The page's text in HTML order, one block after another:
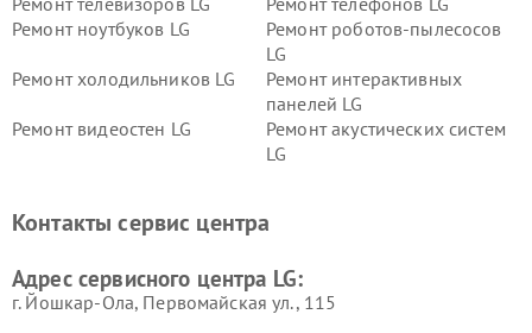
Ремонт ноутбуков LG
Ремонт роботов-пылесосов
LG
Ремонт холодильников LG
Ремонт интерактивных
панелей LG
Ремонт видеостен LG
Ремонт акустических систем
LG
Ремонт морозильных камер
Ремонт вертикальных
Контакты сервис центра
Адрес сервисного центра LG:
г. Йошкар-Ола, Первомайская ул., 115